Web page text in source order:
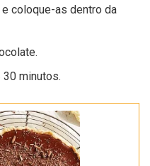
coloque-as dentro da
30 minutos.